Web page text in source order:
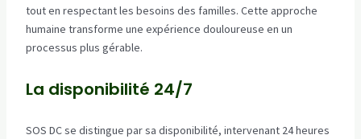
tout en respectant les besoins des familles. Cette approche
humaine transforme une expérience douloureuse en un
processus plus gérable.
La disponibilité 24/7
SOS DC se distingue par sa disponibilité, intervenant 24 heures